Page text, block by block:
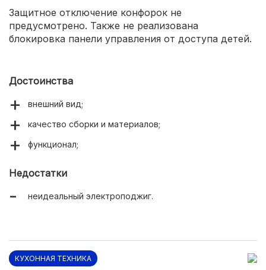
Защитное отключение конфорок не
предусмотрено. Также не реализована
блокировка панели управления от доступа детей.
Достоинства
внешний вид;
качество сборки и материалов;
функционал;
Недостатки
неидеальный электроподжиг.
КУХОННАЯ ТЕХНИКА